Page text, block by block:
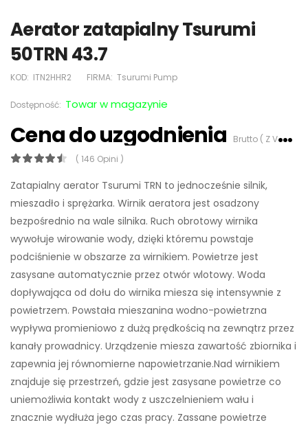
Aerator zatapialny Tsurumi
50TRN 43.7
KOD: ITN2HHR2 FIRMA: Tsurumi Pump
Dostępność: Towar w magazynie
Cena do uzgodnienia Brutto ( Z VAT 23%)
( 146 Opini )
Zatapialny aerator Tsurumi TRN to jednocześnie silnik,
mieszadło i sprężarka. Wirnik aeratora jest osadzony
bezpośrednio na wale silnika. Ruch obrotowy wirnika
wywołuje wirowanie wody, dzięki któremu powstaje
podciśnienie w obszarze za wirnikiem. Powietrze jest
zasysane automatycznie przez otwór wlotowy. Woda
dopływająca od dołu do wirnika miesza się intensywnie z
powietrzem. Powstała mieszanina wodno-powietrzna
wypływa promieniowo z dużą prędkością na zewnątrz przez
kanały prowadnicy. Urządzenie miesza zawartość zbiornika i
zapewnia jej równomierne napowietrzanie.Nad wirnikiem
znajduje się przestrzeń, gdzie jest zasysane powietrze co
uniemożliwia kontakt wody z uszczelnieniem wału i
znacznie wydłuża jego czas pracy. Zassane powietrze